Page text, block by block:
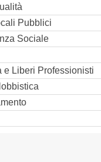
Pubblici
Sociale
e Liberi Professionisti